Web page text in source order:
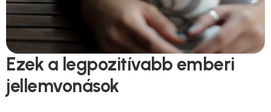
Ezek a legpozitívabb emberi
jellemvonások